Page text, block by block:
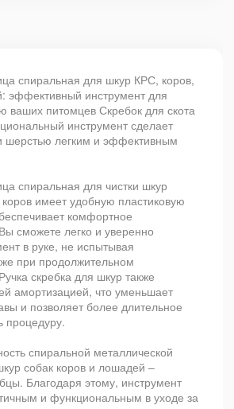
спиральная для шкур КРС, коров,
эффективный инструмент для
ваших питомцев Скребок для скота
инструмент сделает
шерстью легким и эффективным
спиральная для чистки шкур
имеет удобную пластиковую
комфортное
сможете легко и уверенно
в руке, не испытывая
при продолжительном
скребка для шкур также
амортизацией, что уменьшает
и позволяет более длительное
процедуру.
спиральной металлической
собак коров и лошадей –
Благодаря этому, инструмент
и функциональным в уходе за